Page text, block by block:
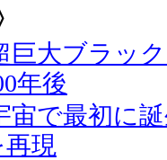
巨大ブラッ
年後
宙で最初に
再現